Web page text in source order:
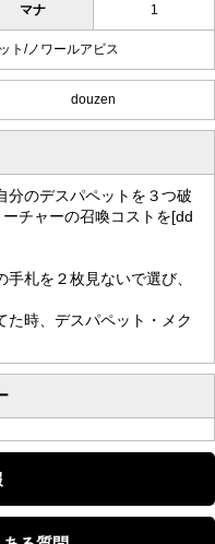
マナ 1
ト/ノワールアビス
douzen
分のデスパペットを３つ破
チャーの召喚コストを[dd
札を２枚見ないで選び、
た時、デスパペット・メク